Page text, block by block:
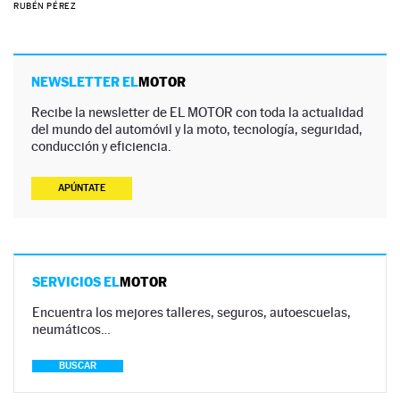
RUBÉN PÉREZ
NEWSLETTER ELMOTOR
Recibe la newsletter de EL MOTOR con toda la actualidad
del mundo del automóvil y la moto, tecnología, seguridad,
conducción y eficiencia.
APÚNTATE
SERVICIOS ELMOTOR
Encuentra los mejores talleres, seguros, autoescuelas,
neumáticos…
BUSCAR